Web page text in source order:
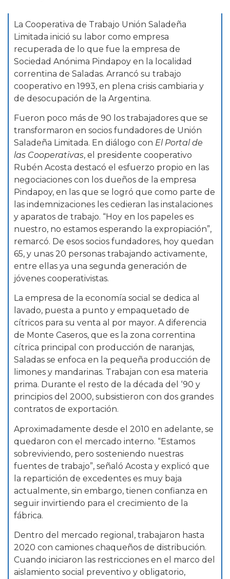
La Cooperativa de Trabajo Unión Saladeña
Limitada inició su labor como empresa
recuperada de lo que fue la empresa de
Sociedad Anónima Pindapoy en la localidad
correntina de Saladas. Arrancó su trabajo
cooperativo en 1993, en plena crisis cambiaria y
de desocupación de la Argentina.
Fueron poco más de 90 los trabajadores que se
transformaron en socios fundadores de Unión
Saladeña Limitada. En diálogo con El Portal de
las Cooperativas, el presidente cooperativo
Rubén Acosta destacó el esfuerzo propio en las
negociaciones con los dueños de la empresa
Pindapoy, en las que se logró que como parte de
las indemnizaciones les cedieran las instalaciones
y aparatos de trabajo. “Hoy en los papeles es
nuestro, no estamos esperando la expropiación”,
remarcó. De esos socios fundadores, hoy quedan
65, y unas 20 personas trabajando activamente,
entre ellas ya una segunda generación de
jóvenes cooperativistas.
La empresa de la economía social se dedica al
lavado, puesta a punto y empaquetado de
cítricos para su venta al por mayor. A diferencia
de Monte Caseros, que es la zona correntina
cítrica principal con producción de naranjas,
Saladas se enfoca en la pequeña producción de
limones y mandarinas. Trabajan con esa materia
prima. Durante el resto de la década del ‘90 y
principios del 2000, subsistieron con dos grandes
contratos de exportación.
Aproximadamente desde el 2010 en adelante, se
quedaron con el mercado interno. “Estamos
sobreviviendo, pero sosteniendo nuestras
fuentes de trabajo”, señaló Acosta y explicó que
la repartición de excedentes es muy baja
actualmente, sin embargo, tienen confianza en
seguir invirtiendo para el crecimiento de la
fábrica.
Dentro del mercado regional, trabajaron hasta
2020 con camiones chaqueños de distribución.
Cuando iniciaron las restricciones en el marco del
aislamiento social preventivo y obligatorio,